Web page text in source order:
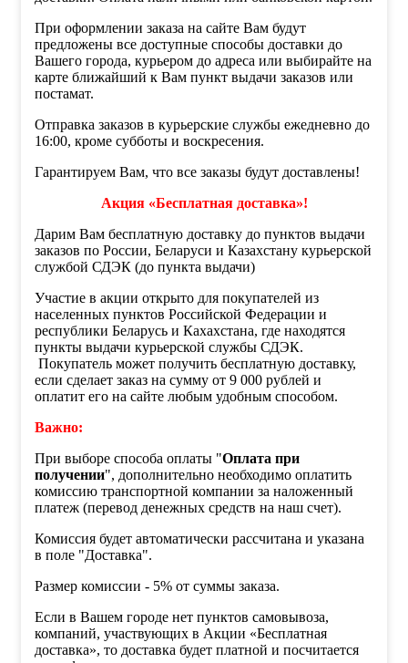
При оформлении заказа на сайте Вам будут
предложены все доступные способы доставки до
Вашего города, курьером до адреса или выбирайте на
карте ближайший к Вам пункт выдачи заказов или
постамат.
Отправка заказов в курьерские службы ежедневно до
16:00, кроме субботы и воскресения.
Гарантируем Вам, что все заказы будут доставлены!
Акция «Бесплатная доставка»!
Дарим Вам бесплатную доставку до пунктов выдачи
заказов по России, Беларуси и Казахстану курьерской
службой СДЭК (до пункта выдачи)
Участие в акции открыто для покупателей из
населенных пунктов Российской Федерации и
республики Беларусь и Кахахстана, где находятся
пункты выдачи курьерской службы СДЭК.
Покупатель может получить бесплатную доставку,
если сделает заказ на сумму от 9 000 рублей и
оплатит его на сайте любым удобным способом.
Важно:
При выборе способа оплаты "Оплата при
получении", дополнительно необходимо оплатить
комиссию транспортной компании за наложенный
платеж (перевод денежных средств на наш счет).
Комиссия будет автоматически рассчитана и указана
в поле "Доставка".
Размер комиссии - 5% от суммы заказа.
Если в Вашем городе нет пунктов самовывоза,
компаний, участвующих в Акции «Бесплатная
доставка», то доставка будет платной и посчитается